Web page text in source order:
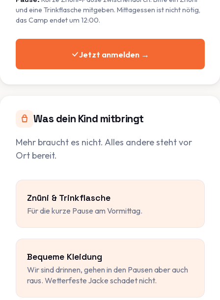
und eine Trinkflasche mitgeben. Mittagessen ist nicht nötig,
das Camp endet um 12:00.
Jetzt anmelden →
Was dein Kind mitbringt
Mehr braucht es nicht. Alles andere steht vor
Ort bereit.
Znüni & Trinkflasche
Für die kurze Pause am Vormittag.
Bequeme Kleidung
Wir sind drinnen, gehen in den Pausen aber auch
raus. Wetterfeste Jacke schadet nicht.